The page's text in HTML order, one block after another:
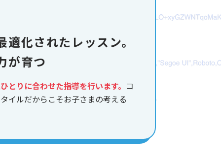
化されたレッスン。
が育つ
とりに合わせた指導を行います。 コ
イルだからこそお子さまの考える